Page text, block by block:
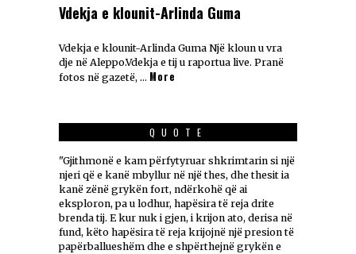
Vdekja e klounit-Arlinda Guma
Vdekja e klounit-Arlinda Guma Një kloun u vra
dje në Aleppo.Vdekja e tij u raportua live. Pranë
fotos në gazetë, … More
QUOTE
"Gjithmonë e kam përfytyruar shkrimtarin si një
njeri që e kanë mbyllur në një thes, dhe thesit ia
kanë zënë grykën fort, ndërkohë që ai
eksploron, pa u lodhur, hapësira të reja drite
brenda tij. E kur nuk i gjen, i krijon ato, derisa në
fund, këto hapësira të reja krijojnë një presion të
papërballueshëm dhe e shpërthejnë grykën e